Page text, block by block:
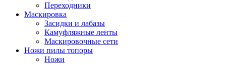
Переходники
Маскировка
Засидки и лабазы
Камуфляжные ленты
Маскировочные сети
Ножи пилы топоры
Ножи